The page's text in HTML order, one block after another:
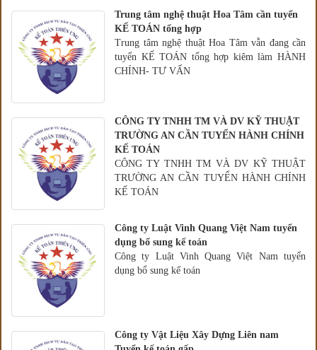
Trung tâm nghệ thuật Hoa Tâm cần tuyển
KẾ TOÁN tổng hợp
Trung tâm nghệ thuật Hoa Tâm vẫn đang cần
tuyển KẾ TOÁN tổng hợp kiêm làm HÀNH
CHÍNH- TƯ VẤN
CÔNG TY TNHH TM VÀ DV KỸ THUẬT
TRƯỜNG AN CẦN TUYỂN HÀNH CHÍNH
KẾ TOÁN
CÔNG TY TNHH TM VÀ DV KỸ THUẬT
TRƯỜNG AN CẦN TUYỂN HÀNH CHÍNH
KẾ TOÁN
Công ty Luật Vinh Quang Việt Nam tuyển
dụng bổ sung kế toán
Công ty Luật Vinh Quang Việt Nam tuyển
dụng bổ sung kế toán
Công ty Vật Liệu Xây Dựng Liên nam